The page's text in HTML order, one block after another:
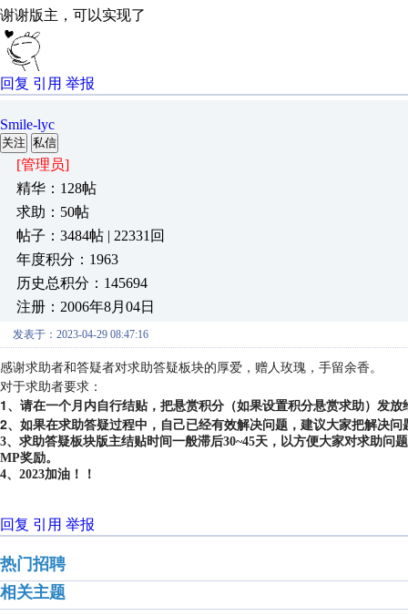
谢谢版主，可以实现了
回复 引用 举报
Smile-lyc
关注 私信
[管理员]
精华：128帖
求助：50帖
帖子：3484帖 | 22331回
年度积分：1963
历史总积分：145694
注册：2006年8月04日
发表于：2023-04-29 08:47:16
感谢求助者和答疑者对求助答疑板块的厚爱，赠人玫瑰，手留余香。
对于求助者要求：
1、请在一个月内自行结贴，把悬赏积分（如果设置积分悬赏求助）发放
2、如果在求助答疑过程中，自己已经有效解决问题，建议大家把解决
3、求助答疑板块版主结贴时间一般滞后30~45天，以方便大家对求助
MP奖励。
4、2023加油！！
回复 引用 举报
热门招聘
相关主题